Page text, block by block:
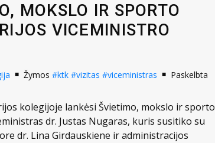
MOKSLO IR SPORTO
VICEMINISTRO
Žymos #ktk #vizitas #viceministras
Paskelbta
kolegijoje lankėsi Švietimo, mokslo ir sporto
dr. Justas Nugaras, kuris susitiko su
dr. Lina Girdauskiene ir administracijos